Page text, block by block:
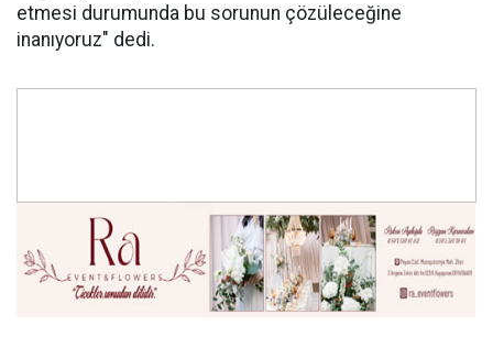
etmesi durumunda bu sorunun çözüleceğine
inanıyoruz" dedi.